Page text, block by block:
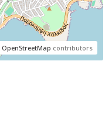
OpenStreetMap contributors